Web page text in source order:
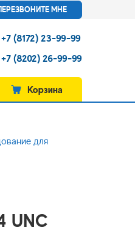
МНЕ
+7 (8172) 23-99-99
+7 (8202) 26-99-99
Корзина
для
UNC